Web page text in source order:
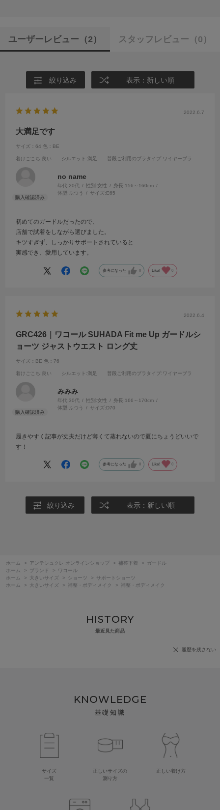
ユーザーレビュー （2） スタッフレビュー （0）
絞り込み 表示：新しい順
2022.6.7
大満足です
サイズ：64 色：BE
着けごこち:良い シルエット :満足 普段ご利用のブラタイプ :ワイヤーブラ
no name
年代:20代 性別:女性 身長:156～160cm
体型:ふつう サイズ:E65
初めてのガードルだったので、
店舗で試着をしながら選びました。
キツすぎず、しっかりサポートされていると
実感でき、愛用しています。
参考になった 0 Like! 0
2022.6.4
GRC426｜ワコール SUHADA Fit me Up ガードルシ
ョーツ ジャストウエスト ロング丈
サイズ：BE 色：76
着けごこち:良い シルエット :満足 普段ご利用のブラタイプ :ワイヤーブラ
みみみ
年代:30代 性別:女性 身長:166～170cm
体型: ふつう サイズ:D70
履きやすく記事が丈夫だけど薄くて蒸れないので夏にちょうどいいで
す！
参考になった 0 Like! 0
絞り込み 表示：新しい順
ホーム > アンテシュクレ オンラインショップ > 補整下着 >
ガードル
ホーム
> ブランド >
ワコール
ホーム
> 大きいサイズ > ショーツ >
サポートショーツ
ホーム
> 大きいサイズ > 補整・ボディメイク > 補整・ボディメイク
HISTORY
最近見た商品
履歴を残さない
KNOWLEDGE
基礎知識
サイズ
一覧
正しいサイズの
測り方
正しい着け方